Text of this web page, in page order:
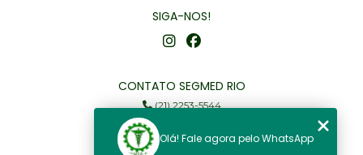
SIGA-NOS!
CONTATO SEGMED RIO
(21) 2253-5544
(21) 97905-3352
segmed@segmedrio.com.br
Olá! Fale agora pelo WhatsApp